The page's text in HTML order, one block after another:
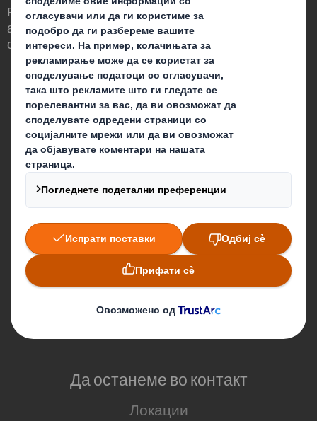
Различни сме бидејќи гледаме можност
амбалажата да има значајна улога во
светот околу нас.
Кои сме ние
За нас
За акционерите
Одржливост
Кариера
Што правиме ние?
Амбалажа
Да останеме во контакт
Локации